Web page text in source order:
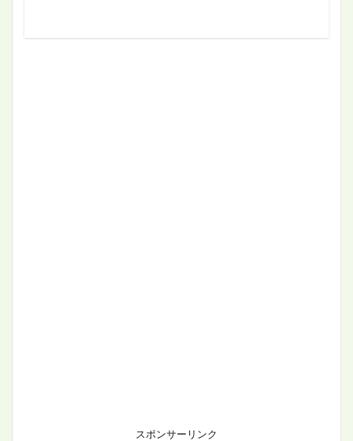
スポンサーリンク